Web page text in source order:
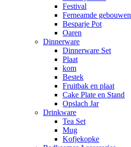
Festival
Ferneamde gebouwen
Besparje Pot
Oaren
Dinnerware
Dinnerware Set
Plaat
kom
Bestek
Fruitbak en plaat
Cake Plate en Stand
Opslach Jar
Drinkware
Tea Set
Mug
Kofjekopke